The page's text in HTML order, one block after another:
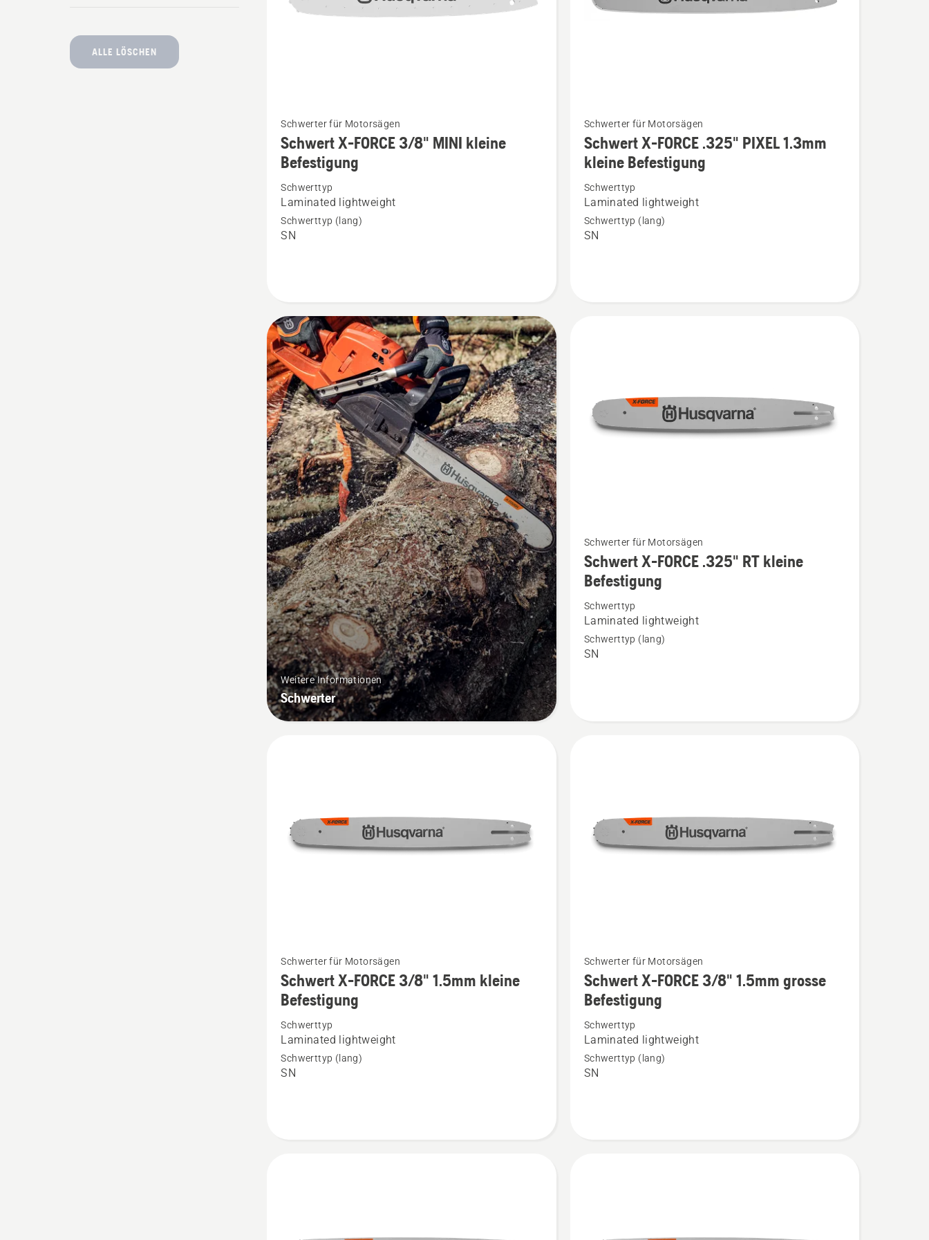
ALLE LÖSCHEN
Details
zu
Schwert
FORCE
3/8"
anzeigen
Schwerter für Motorsägen
Schwert X-FORCE 3/8" MINI kleine
Befestigung
Schwerttyp
Laminated lightweight
Schwerttyp (lang)
SN
Details
Schwert
FORCE
.325"
Schwerter für Motorsägen
Schwert X-FORCE .325" PIXEL 1.3mm
kleine Befestigung
Schwerttyp
Laminated lightweight
Schwerttyp (lang)
SN
Weitere Informationen
Schwerter
Details
Schwert
FORCE
.325"
Schwerter für Motorsägen
Schwert X-FORCE .325" RT kleine
Befestigung
Schwerttyp
Laminated lightweight
Schwerttyp (lang)
SN
Details
zu
Schwert
FORCE
3/8"
Schwerter für Motorsägen
Schwert X-FORCE 3/8" 1.5mm kleine
Befestigung
Schwerttyp
Laminated lightweight
Schwerttyp (lang)
SN
Details
Schwert
FORCE
3/8"
Schwerter für Motorsägen
Schwert X-FORCE 3/8" 1.5mm grosse
Befestigung
Schwerttyp
Laminated lightweight
Schwerttyp (lang)
SN